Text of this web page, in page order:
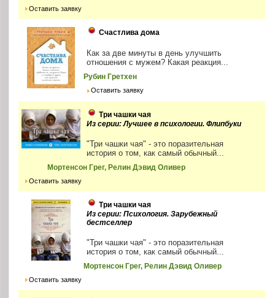
Оставить заявку
Счастлива дома
Как за две минуты в день улучшить
отношения с мужем? Какая реакция...
Рубин Гретхен
Оставить заявку
Три чашки чая
Из серии: Лучшее в психологии. Флипбуки
"Три чашки чая" - это поразительная
история о том, как самый обычный...
Мортенсон Грег, Релин Дэвид Оливер
Оставить заявку
Три чашки чая
Из серии: Психология. Зарубежный
бестселлер
"Три чашки чая" - это поразительная
история о том, как самый обычный...
Мортенсон Грег, Релин Дэвид Оливер
Оставить заявку